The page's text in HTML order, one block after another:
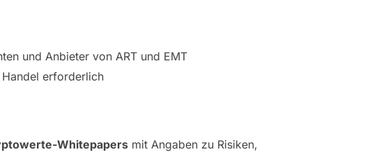
und Anbieter von ART und EMT
erforderlich
Whitepapersmit Angaben zu Risiken,